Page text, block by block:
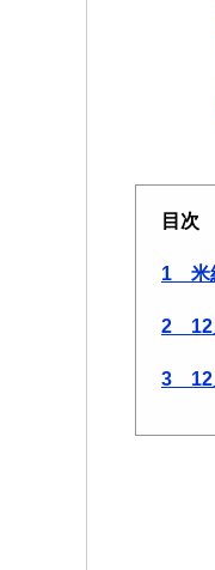
目次
1 米
2 12
3 12